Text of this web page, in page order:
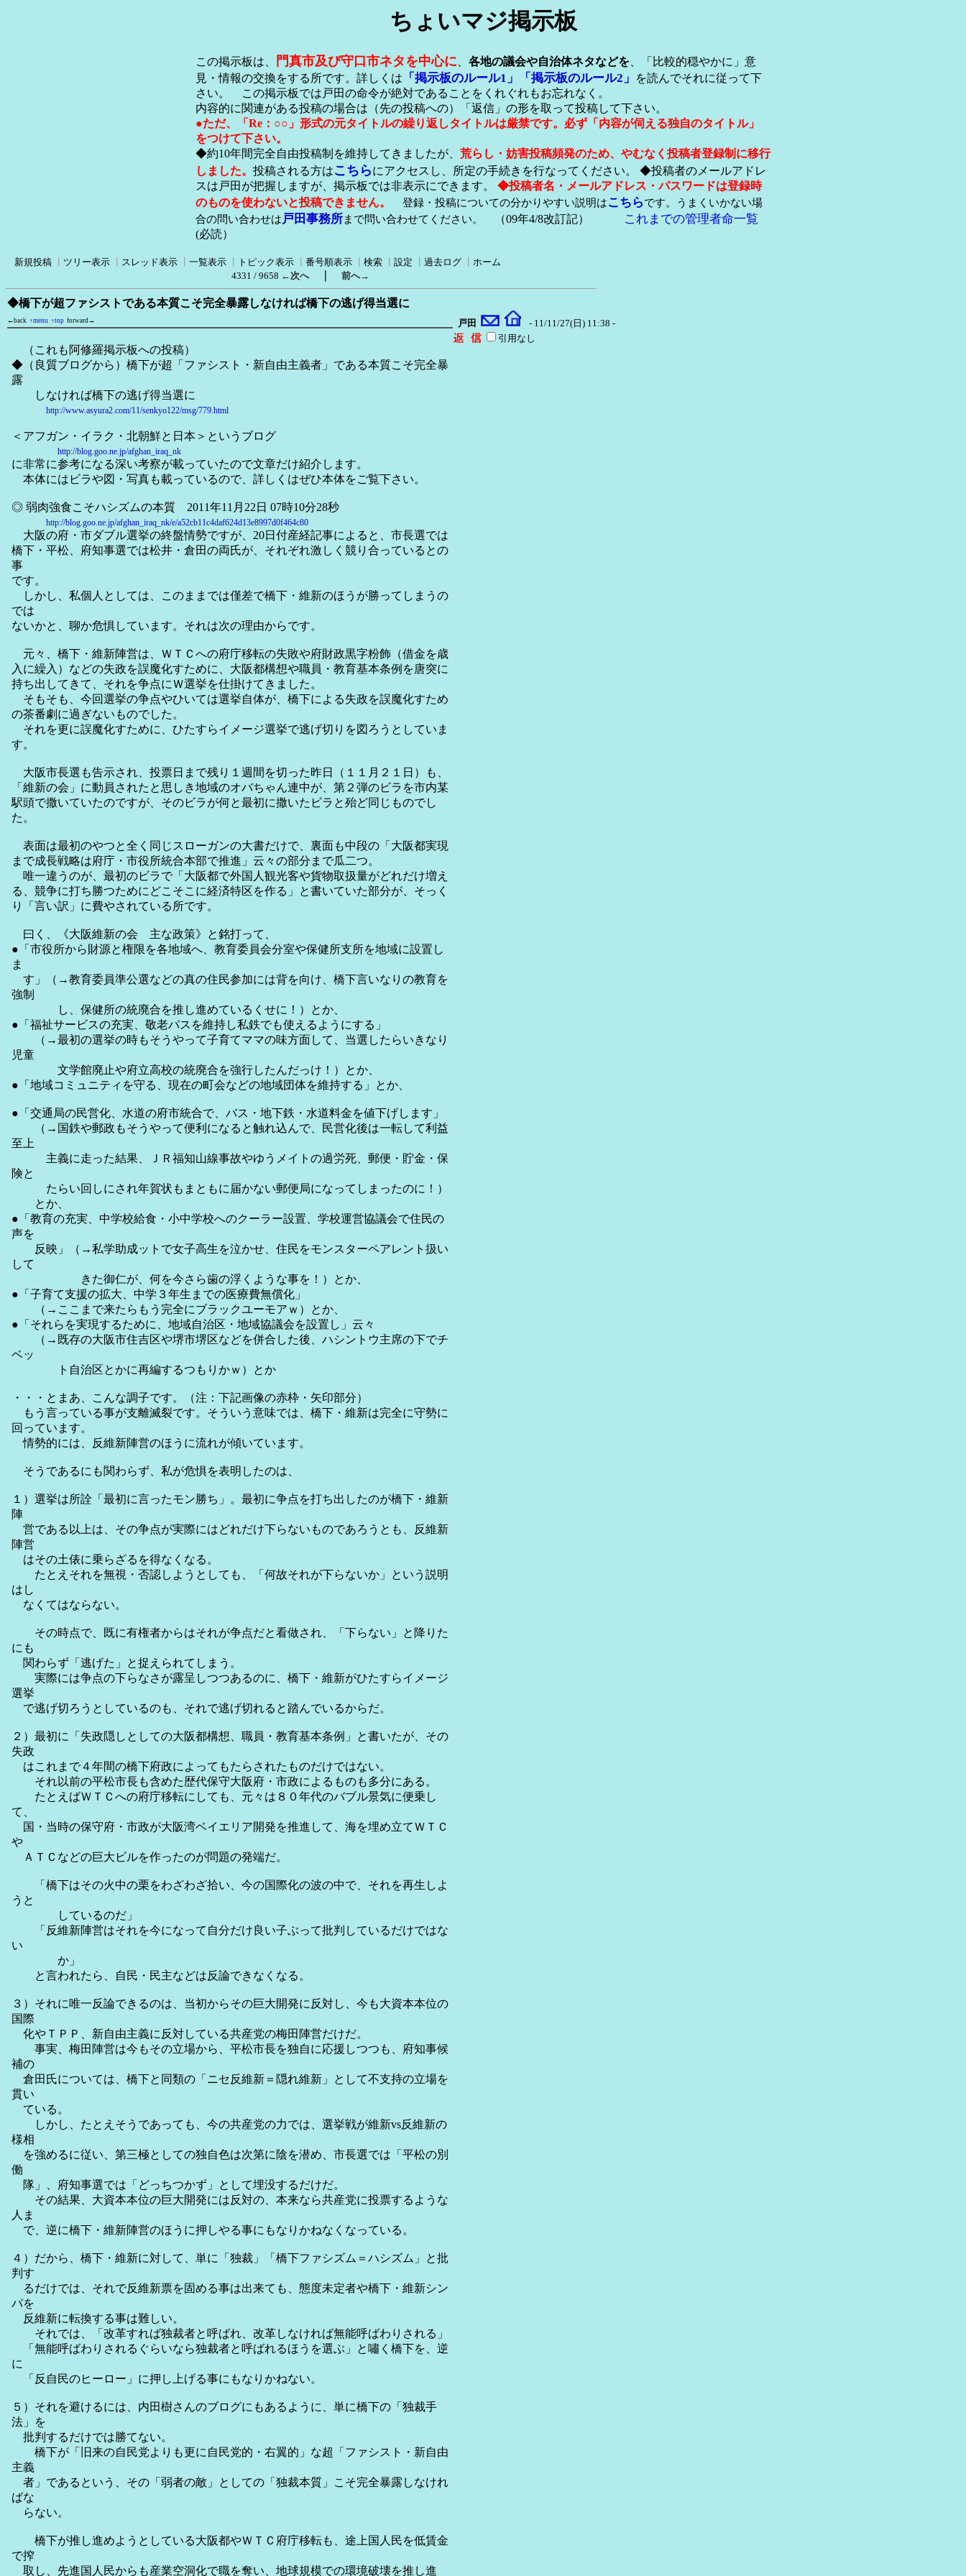
ちょいマジ掲示板
この掲示板は、 門真市及び守口市ネタを中心に、 各地の議会や自治体ネタなどを、「比較的穏やかに」意
見・情報の交換をする所です。詳しくは
「掲示板のルール1」 「掲示板のルール2」
を読んでそれに従って下
さい。 この掲示板では戸田の命令が絶対であることをくれぐれもお忘れなく。
内容的に関連がある投稿の場合は（先の投稿への）「返信」の形を取って投稿して下さい。
●ただ、「Re：○○」形式の元タイトルの繰り返しタイトルは厳禁です。必ず「内容が伺える独自のタイトル」
をつけて下さい。
◆約10年間完全自由投稿制を維持してきましたが、 荒らし・妨害投稿頻発のため、やむなく投稿者登録制に移行
しました。 投稿される方はこちらにアクセスし、所定の手続きを行なってください。 ◆投稿者のメールアドレ
スは戸田が把握しますが、掲示板では非表示にできます。 ◆投稿者名・メールアドレス・パスワードは登録時
のものを使わないと投稿できません。
登録・投稿についての分かりやすい説明はこちらです。うまくいかない場
合の問い合わせは戸田事務所まで問い合わせてください。 （09年4/8改訂記） これまでの管理者命一覧
(必読）
新規投稿 ツリー表示 スレッド表示 一覧表示 トピック表示 番号順表示 検索 設定 過去ログ
ホーム
4331 / 9658 ←次へ｜ 前へ→
◆橋下が超ファシストである本質こそ完全暴露しなければ橋下の逃げ得当選に
←back ↑menu ↑top forward→ 戸田 - 11/11/27(日) 11:38 -
（これも阿修羅掲示板への投稿）
◆（良質ブログから）橋下が超「ファシスト・新自由主義者」である本質こそ完全暴
露
しなければ橋下の逃げ得当選に
http://www.asyura2.com/11/senkyo122/msg/779.html
＜アフガン・イラク・北朝鮮と日本＞というブログ
http://blog.goo.ne.jp/afghan_iraq_nk
に非常に参考になる深い考察が載っていたので文章だけ紹介します。
本体にはビラや図・写真も載っているので、詳しくはぜひ本体をご覧下さい。
◎ 弱肉強食こそハシズムの本質 2011年11月22日 07時10分28秒
http://blog.goo.ne.jp/afghan_iraq_nk/e/a52cb11c4daf624d13e8997d0f464c80
大阪の府・市ダブル選挙の終盤情勢ですが、20日付産経記事によると、市長選では
橋下・平松、府知事選では松井・倉田の両氏が、それぞれ激しく競り合っているとの
事
です。
しかし、私個人としては、このままでは僅差で橋下・維新のほうが勝ってしまうの
では
ないかと、聊か危惧しています。それは次の理由からです。
元々、橋下・維新陣営は、ＷＴＣへの府庁移転の失敗や府財政黒字粉飾（借金を歳
入に繰入）などの失政を誤魔化すために、大阪都構想や職員・教育基本条例を唐突に
持ち出してきて、それを争点にＷ選挙を仕掛けてきました。
そもそも、今回選挙の争点やひいては選挙自体が、橋下による失政を誤魔化すため
の茶番劇に過ぎないものでした。
それを更に誤魔化すために、ひたすらイメージ選挙で逃げ切りを図ろうとしていま
す。
大阪市長選も告示され、投票日まで残り１週間を切った昨日（１１月２１日）も、
「維新の会」に動員されたと思しき地域のオバちゃん連中が、第２弾のビラを市内某
駅頭で撒いていたのですが、そのビラが何と最初に撒いたビラと殆ど同じものでし
た。
表面は最初のやつと全く同じスローガンの大書だけで、裏面も中段の「大阪都実現
まで成長戦略は府庁・市役所統合本部で推進」云々の部分まで瓜二つ。
唯一違うのが、最初のビラで「大阪都で外国人観光客や貨物取扱量がどれだけ増え
る、競争に打ち勝つためにどこそこに経済特区を作る」と書いていた部分が、そっく
り「言い訳」に費やされている所です。
曰く、《大阪維新の会 主な政策》と銘打って、
●「市役所から財源と権限を各地域へ、教育委員会分室や保健所支所を地域に設置し
ま
す」（→教育委員準公選などの真の住民参加には背を向け、橋下言いなりの教育を
強制
し、保健所の統廃合を推し進めているくせに！）とか、
●「福祉サービスの充実、敬老パスを維持し私鉄でも使えるようにする」
（→最初の選挙の時もそうやって子育てママの味方面して、当選したらいきなり
児童
文学館廃止や府立高校の統廃合を強行したんだっけ！）とか、
●「地域コミュニティを守る、現在の町会などの地域団体を維持する」とか、
●「交通局の民営化、水道の府市統合で、バス・地下鉄・水道料金を値下げします」
（→国鉄や郵政もそうやって便利になると触れ込んで、民営化後は一転して利益
至上
主義に走った結果、ＪＲ福知山線事故やゆうメイトの過労死、郵便・貯金・保
険と
たらい回しにされ年賀状もまともに届かない郵便局になってしまったのに！）
とか、
●「教育の充実、中学校給食・小中学校へのクーラー設置、学校運営協議会で住民の
声を
反映」（→私学助成ットで女子高生を泣かせ、住民をモンスターペアレント扱い
して
きた御仁が、何を今さら歯の浮くような事を！）とか、
●「子育て支援の拡大、中学３年生までの医療費無償化」
（→ここまで来たらもう完全にブラックユーモアｗ）とか、
●「それらを実現するために、地域自治区・地域協議会を設置し」云々
（→既存の大阪市住吉区や堺市堺区などを併合した後、ハシントウ主席の下でチ
ベッ
ト自治区とかに再編するつもりかｗ）とか
・・・とまあ、こんな調子です。（注：下記画像の赤枠・矢印部分）
もう言っている事が支離滅裂です。そういう意味では、橋下・維新は完全に守勢に
回っています。
情勢的には、反維新陣営のほうに流れが傾いています。
そうであるにも関わらず、私が危惧を表明したのは、
１）選挙は所詮「最初に言ったモン勝ち」。最初に争点を打ち出したのが橋下・維新
陣
営である以上は、その争点が実際にはどれだけ下らないものであろうとも、反維新
陣営
はその土俵に乗らざるを得なくなる。
たとえそれを無視・否認しようとしても、「何故それが下らないか」という説明
はし
なくてはならない。
その時点で、既に有権者からはそれが争点だと看做され、「下らない」と降りた
にも
関わらず「逃げた」と捉えられてしまう。
実際には争点の下らなさが露呈しつつあるのに、橋下・維新がひたすらイメージ
選挙
で逃げ切ろうとしているのも、それで逃げ切れると踏んでいるからだ。
２）最初に「失政隠しとしての大阪都構想、職員・教育基本条例」と書いたが、その
失政
はこれまで４年間の橋下府政によってもたらされたものだけではない。
それ以前の平松市長も含めた歴代保守大阪府・市政によるものも多分にある。
たとえばＷＴＣへの府庁移転にしても、元々は８０年代のバブル景気に便乗し
て、
国・当時の保守府・市政が大阪湾ベイエリア開発を推進して、海を埋め立てＷＴＣ
や
ＡＴＣなどの巨大ビルを作ったのが問題の発端だ。
「橋下はその火中の栗をわざわざ拾い、今の国際化の波の中で、それを再生しよ
うと
しているのだ」
「反維新陣営はそれを今になって自分だけ良い子ぶって批判しているだけではな
い
か」
と言われたら、自民・民主などは反論できなくなる。
３）それに唯一反論できるのは、当初からその巨大開発に反対し、今も大資本本位の
国際
化やＴＰＰ、新自由主義に反対している共産党の梅田陣営だけだ。
事実、梅田陣営は今もその立場から、平松市長を独自に応援しつつも、府知事候
補の
倉田氏については、橋下と同類の「ニセ反維新＝隠れ維新」として不支持の立場を
貫い
ている。
しかし、たとえそうであっても、今の共産党の力では、選挙戦が維新vs反維新の
様相
を強めるに従い、第三極としての独自色は次第に陰を潜め、市長選では「平松の別
働
隊」、府知事選では「どっちつかず」として埋没するだけだ。
その結果、大資本本位の巨大開発には反対の、本来なら共産党に投票するような
人ま
で、逆に橋下・維新陣営のほうに押しやる事にもなりかねなくなっている。
４）だから、橋下・維新に対して、単に「独裁」「橋下ファシズム＝ハシズム」と批
判す
るだけでは、それで反維新票を固める事は出来ても、態度未定者や橋下・維新シン
パを
反維新に転換する事は難しい。
それでは、「改革すれば独裁者と呼ばれ、改革しなければ無能呼ばわりされる」
「無能呼ばわりされるぐらいなら独裁者と呼ばれるほうを選ぶ」と嘯く橋下を、逆
に
「反自民のヒーロー」に押し上げる事にもなりかねない。
５）それを避けるには、内田樹さんのブログにもあるように、単に橋下の「独裁手
法」を
批判するだけでは勝てない。
橋下が「旧来の自民党よりも更に自民党的・右翼的」な超「ファシスト・新自由
主義
者」であるという、その「弱者の敵」としての「独裁本質」こそ完全暴露しなけれ
ばな
らない。
橋下が推し進めようとしている大阪都やＷＴＣ府庁移転も、途上国人民を低賃金
で搾
取し、先進国人民からも産業空洞化で職を奪い、地球規模での環境破壊を推し進
引用なし